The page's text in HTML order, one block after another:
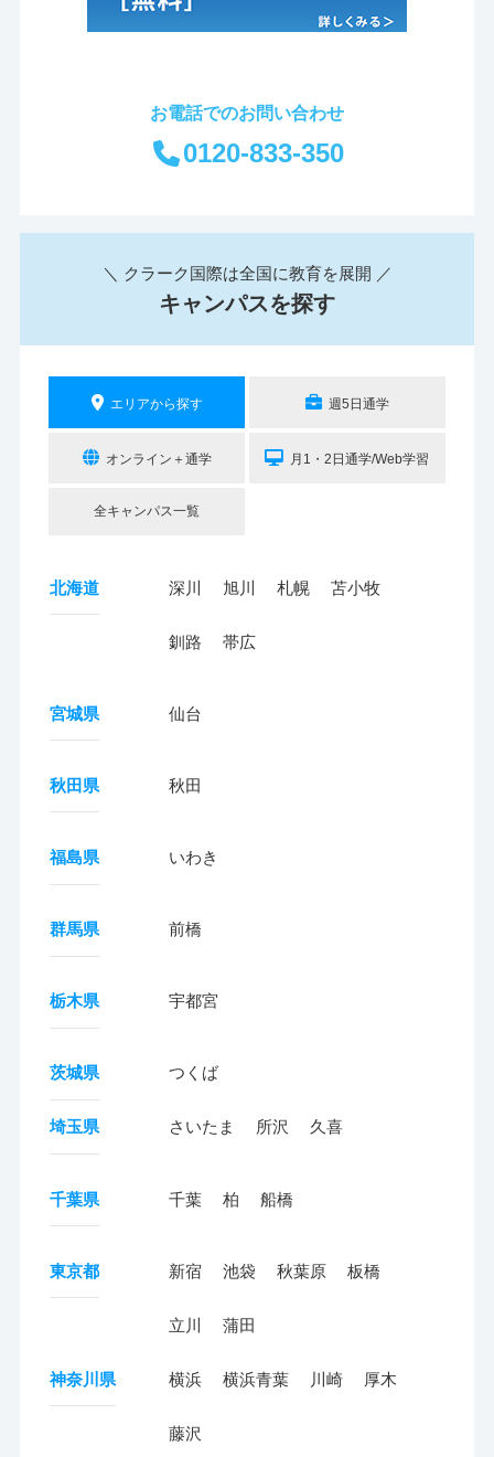
お電話でのお問い合わせ
0120-833-350
＼ クラーク国際は全国に教育を展開 ／
キャンパスを探す
エリアから探す 週5日通学
オンライン＋通学 月1・2日通学/Web学習
全キャンパス一覧
北海道 深川 旭川 札幌 苫小牧
釧路 帯広
宮城県 仙台
秋田県 秋田
福島県 いわき
群馬県 前橋
栃木県 宇都宮
茨城県 つくば
埼玉県 さいたま 所沢 久喜
千葉県 千葉 柏 船橋
東京都 新宿 池袋 秋葉原 板橋
立川 蒲田
神奈川県 横浜 横浜青葉 川崎 厚木
藤沢